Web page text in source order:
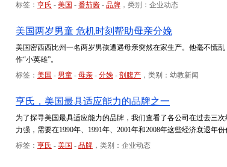
标签： 亨氏 - 美国 - 番茄酱 - 品牌 ，类别：企业动态
美国两岁男童 危机时刻帮助母亲分娩
美国密西西比州一名两岁男孩遭遇母亲突然在家生产。他毫不慌
作“小英雄”。
标签： 美国 - 男童 - 母亲 - 分娩 - 剖腹产 ，类别：幼教新闻
亨氏，美国最具适应能力的品牌之一
为了探寻美国最具适应能力的品牌，我们查看了各公司在过去三
力强，需要在1990年、1991年、2001年和2008年这些经济衰退年
标签： 亨氏 - 美国 - 品牌 ，类别：企业动态